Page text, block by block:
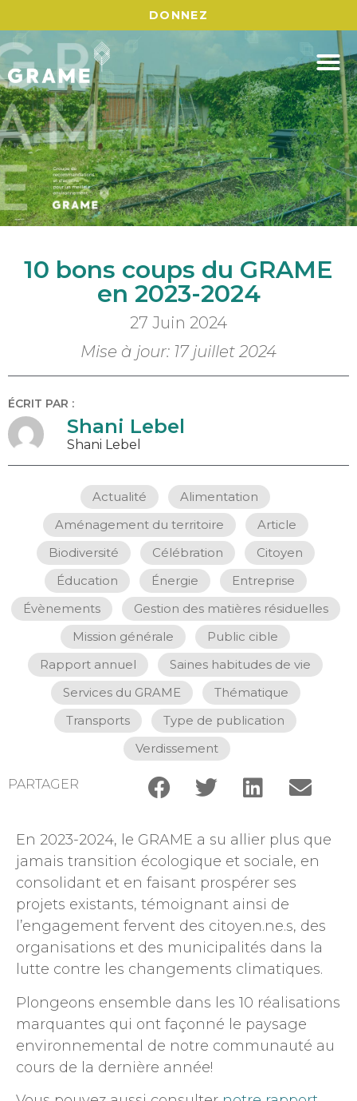
DONNEZ
10 bons coups du GRAME
en 2023-2024
27 Juin 2024
Mise à jour: 17 juillet 2024
ÉCRIT PAR :
Shani Lebel
Shani Lebel
Actualité Alimentation
Aménagement du territoire
Article
Biodiversité
Célébration Citoyen
Éducation
Énergie Entreprise
Évènements
Gestion des matières résiduelles
Mission générale
Public cible
Rapport annuel
Saines habitudes de vie
Services du GRAME
Thématique
Transports
Type de publication
Verdissement
PARTAGER
En 2023-2024, le GRAME a su allier plus que
jamais transition écologique et sociale, en
consolidant et en faisant prospérer ses
projets existants, témoignant ainsi de
l’engagement fervent des citoyen.ne.s, des
organisations et des municipalités dans la
lutte contre les changements climatiques.
Plongeons ensemble dans les 10 réalisations
marquantes qui ont façonné le paysage
environnemental de notre communauté au
cours de la dernière année!